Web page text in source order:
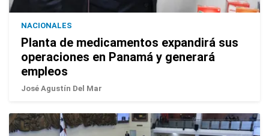
NACIONALES
Planta de medicamentos expandirá sus
operaciones en Panamá y generará
empleos
José Agustín Del Mar